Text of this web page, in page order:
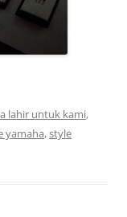
lahir untuk kami,
yamaha,style